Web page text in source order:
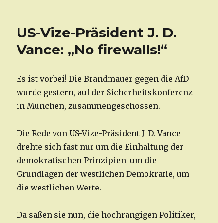
US-Vize-Präsident J. D.
Vance: „No firewalls!“
Es ist vorbei! Die Brandmauer gegen die AfD
wurde gestern, auf der Sicherheitskonferenz
in München, zusammengeschossen.
Die Rede von US-Vize-Präsident J. D. Vance
drehte sich fast nur um die Einhaltung der
demokratischen Prinzipien, um die
Grundlagen der westlichen Demokratie, um
die westlichen Werte.
Da saßen sie nun, die hochrangigen Politiker,